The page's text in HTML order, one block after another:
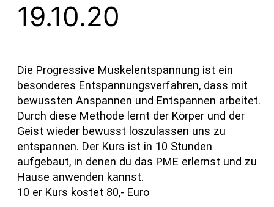
19.10.20
Die Progressive Muskelentspannung ist ein
besonderes Entspannungsverfahren, dass mit
bewussten Anspannen und Entspannen arbeitet.
Durch diese Methode lernt der Körper und der
Geist wieder bewusst loszulassen uns zu
entspannen. Der Kurs ist in 10 Stunden
aufgebaut, in denen du das PME erlernst und zu
Hause anwenden kannst.
10 er Kurs kostet 80,- Euro